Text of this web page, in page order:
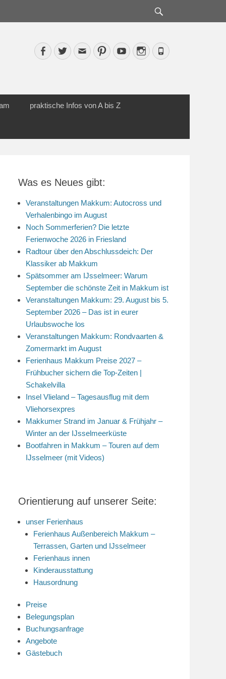
Facebook
TwitterEmailPinterestYouTubeInstagram
Phone
praktische Infos von A bis Z
Was es Neues gibt:
Veranstaltungen Makkum: Autocross und
Verhalenbingo im August
Noch Sommerferien? Die letzte
Ferienwoche 2026 in Friesland
Radtour über den Abschlussdeich: Der
Klassiker ab Makkum
Spätsommer am IJsselmeer: Warum
September die schönste Zeit in Makkum ist
Veranstaltungen Makkum: 29. August bis 5.
September 2026 – Das ist in eurer
Urlaubswoche los
Veranstaltungen Makkum: Rondvaarten &
Zomermarkt im August
Ferienhaus Makkum Preise 2027 –
Frühbucher sichern die Top-Zeiten |
Schakelvilla
Insel Vlieland – Tagesausflug mit dem
Vliehorsexpres
Makkumer Strand im Januar & Frühjahr –
Winter an der IJsselmeerküste
Bootfahren in Makkum – Touren auf dem
IJsselmeer (mit Videos)
Orientierung auf unserer Seite:
unser Ferienhaus
Ferienhaus Außenbereich Makkum –
Terrassen, Garten und IJsselmeer
Ferienhaus innen
Kinderausstattung
Hausordnung
Preise
Belegungsplan
Buchungsanfrage
Angebote
Gästebuch